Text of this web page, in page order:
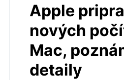
Apple
nových
Mac,
detaily